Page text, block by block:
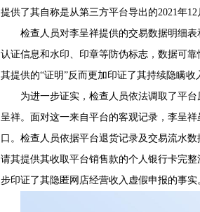
提供了其自称是从第三方平台导出的2021年
检查人员对李呈祥提供的交易数据明细
认证信息和水印、印章等防伪标志，数据可
其提供的“证明”反而更加印证了其持续隐瞒收
为进一步证实，检查人员依法调取了平
呈祥。面对这一来自平台的客观记录，李呈
口。检查人员依据平台退货记录及交易流水
请其提供其收取平台销售款的个人银行卡完
步印证了其隐匿网店经营收入虚假申报的事实